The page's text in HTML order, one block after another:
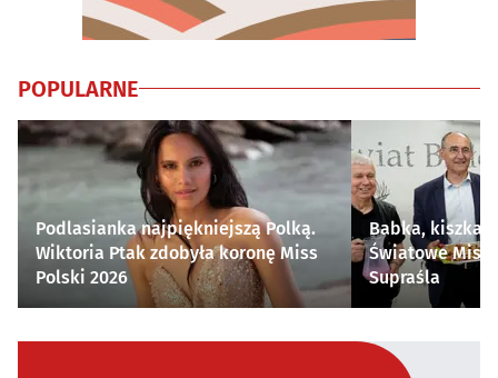
POPULARNE
Podlasianka najpiękniejszą Polką.
Wiktoria Ptak zdobyła koronę Miss
Polski 2026
Babka, kiszka i
Światowe
Supraśla